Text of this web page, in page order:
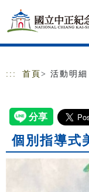
跳到主要內容
網站導覽
::: 首頁 > 活動明細
個別指導式